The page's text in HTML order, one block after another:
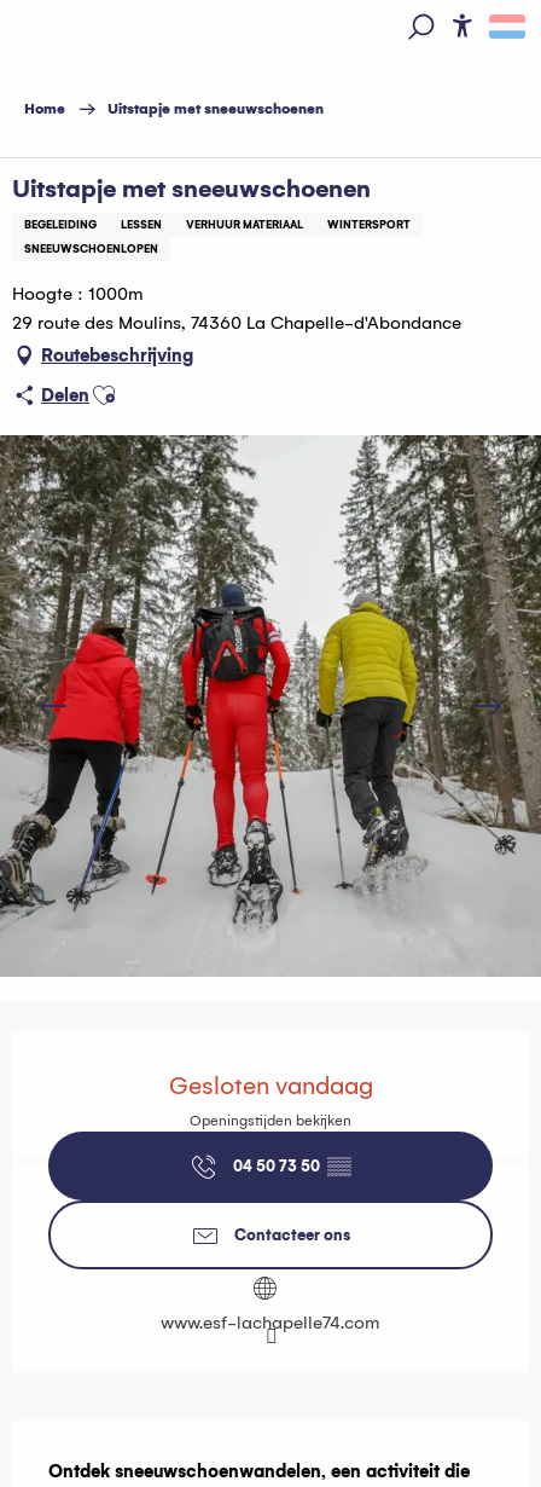
principal
Home Uitstapje met sneeuwschoenen
Uitstapje met sneeuwschoenen
BEGELEIDING LESSEN VERHUUR MATERIAAL
WINTERSPORT
SNEEUWSCHOENLOPEN
Hoogte : 1000m
29 route des Moulins, 74360 La Chapelle-d'Abondance
Routebeschrijving
Delen Ajouter aux favoris
Gesloten vandaag
Openingstijden bekijken
04 50 73 50 ▒▒
Contacteer ons
www.esf-lachapelle74.com
Ontdek sneeuwschoenwandelen, een activiteit die